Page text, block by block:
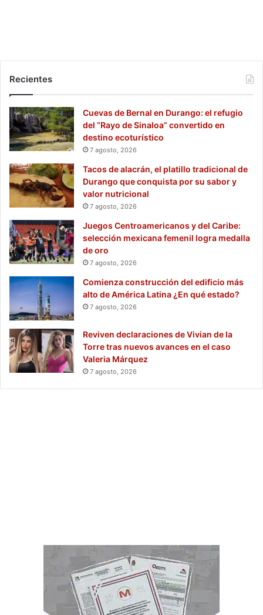
Recientes
Cuevas de Bernal en Durango: el refugio
del “Rayo de Sinaloa” convertido en
destino ecoturístico
7 agosto, 2026
Tacos de alacrán, el platillo tradicional de
Durango que conquista por su sabor y
valor nutricional
7 agosto, 2026
Juegos Centroamericanos y del Caribe:
selección mexicana femenil logra medalla
de oro
7 agosto, 2026
Comienza construcción del edificio más
alto de América Latina ¿En qué estado?
7 agosto, 2026
Reviven declaraciones de Vivian de la
Torre tras nuevos avances en el caso
Valeria Márquez
7 agosto, 2026